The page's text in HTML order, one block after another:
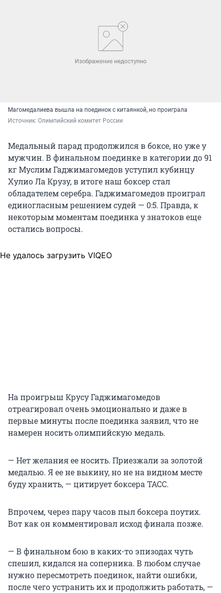
Магомедалиева вышла на поединок с китаянкой, но проиграла
Источник: Олимпийский комитет России
Медальный парад продолжился в боксе, но уже у
мужчин. В финальном поединке в категории до 91
кг Муслим Гаджимагомедов уступил кубинцу
Хулио Ла Крузу, в итоге наш боксер стал
обладателем серебра. Гаджимагомедов проиграл
единогласным решением судей — 0:5. Правда, к
некоторым моментам поединка у знатоков еще
остались вопросы.
Не удалось загрузить VIQEO
На проигрыш Крусу Гаджимагомедов
отреагировал очень эмоционально и даже в
первые минуты после поединка заявил, что не
намерен носить олимпийскую медаль.
— Нет желания ее носить. Приезжали за золотой
медалью. Я ее не выкину, но не на видном месте
буду хранить, — цитирует боксера ТАСС.
Впрочем, через пару часов пыл боксера поутих.
Вот как он комментировал исход финала позже.
— В финальном бою в каких-то эпизодах чуть
спешил, кидался на соперника. В любом случае
нужно пересмотреть поединок, найти ошибки,
после чего устранить их и продолжить работать, —